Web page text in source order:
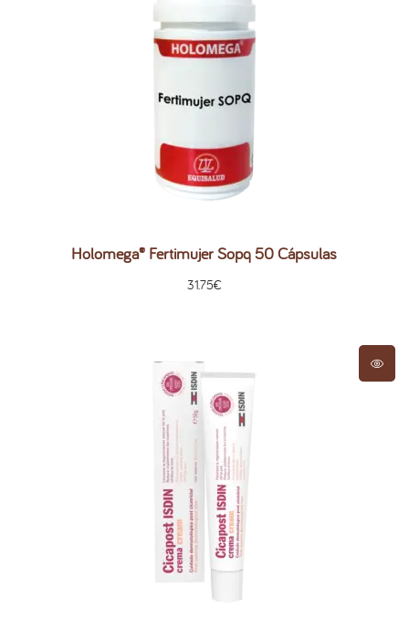
Holomega® Fertimujer Sopq 50 Cápsulas
31.75€